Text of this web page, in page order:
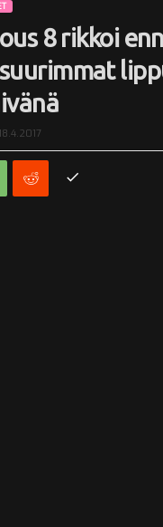
8 rikkoi
18.4.2017